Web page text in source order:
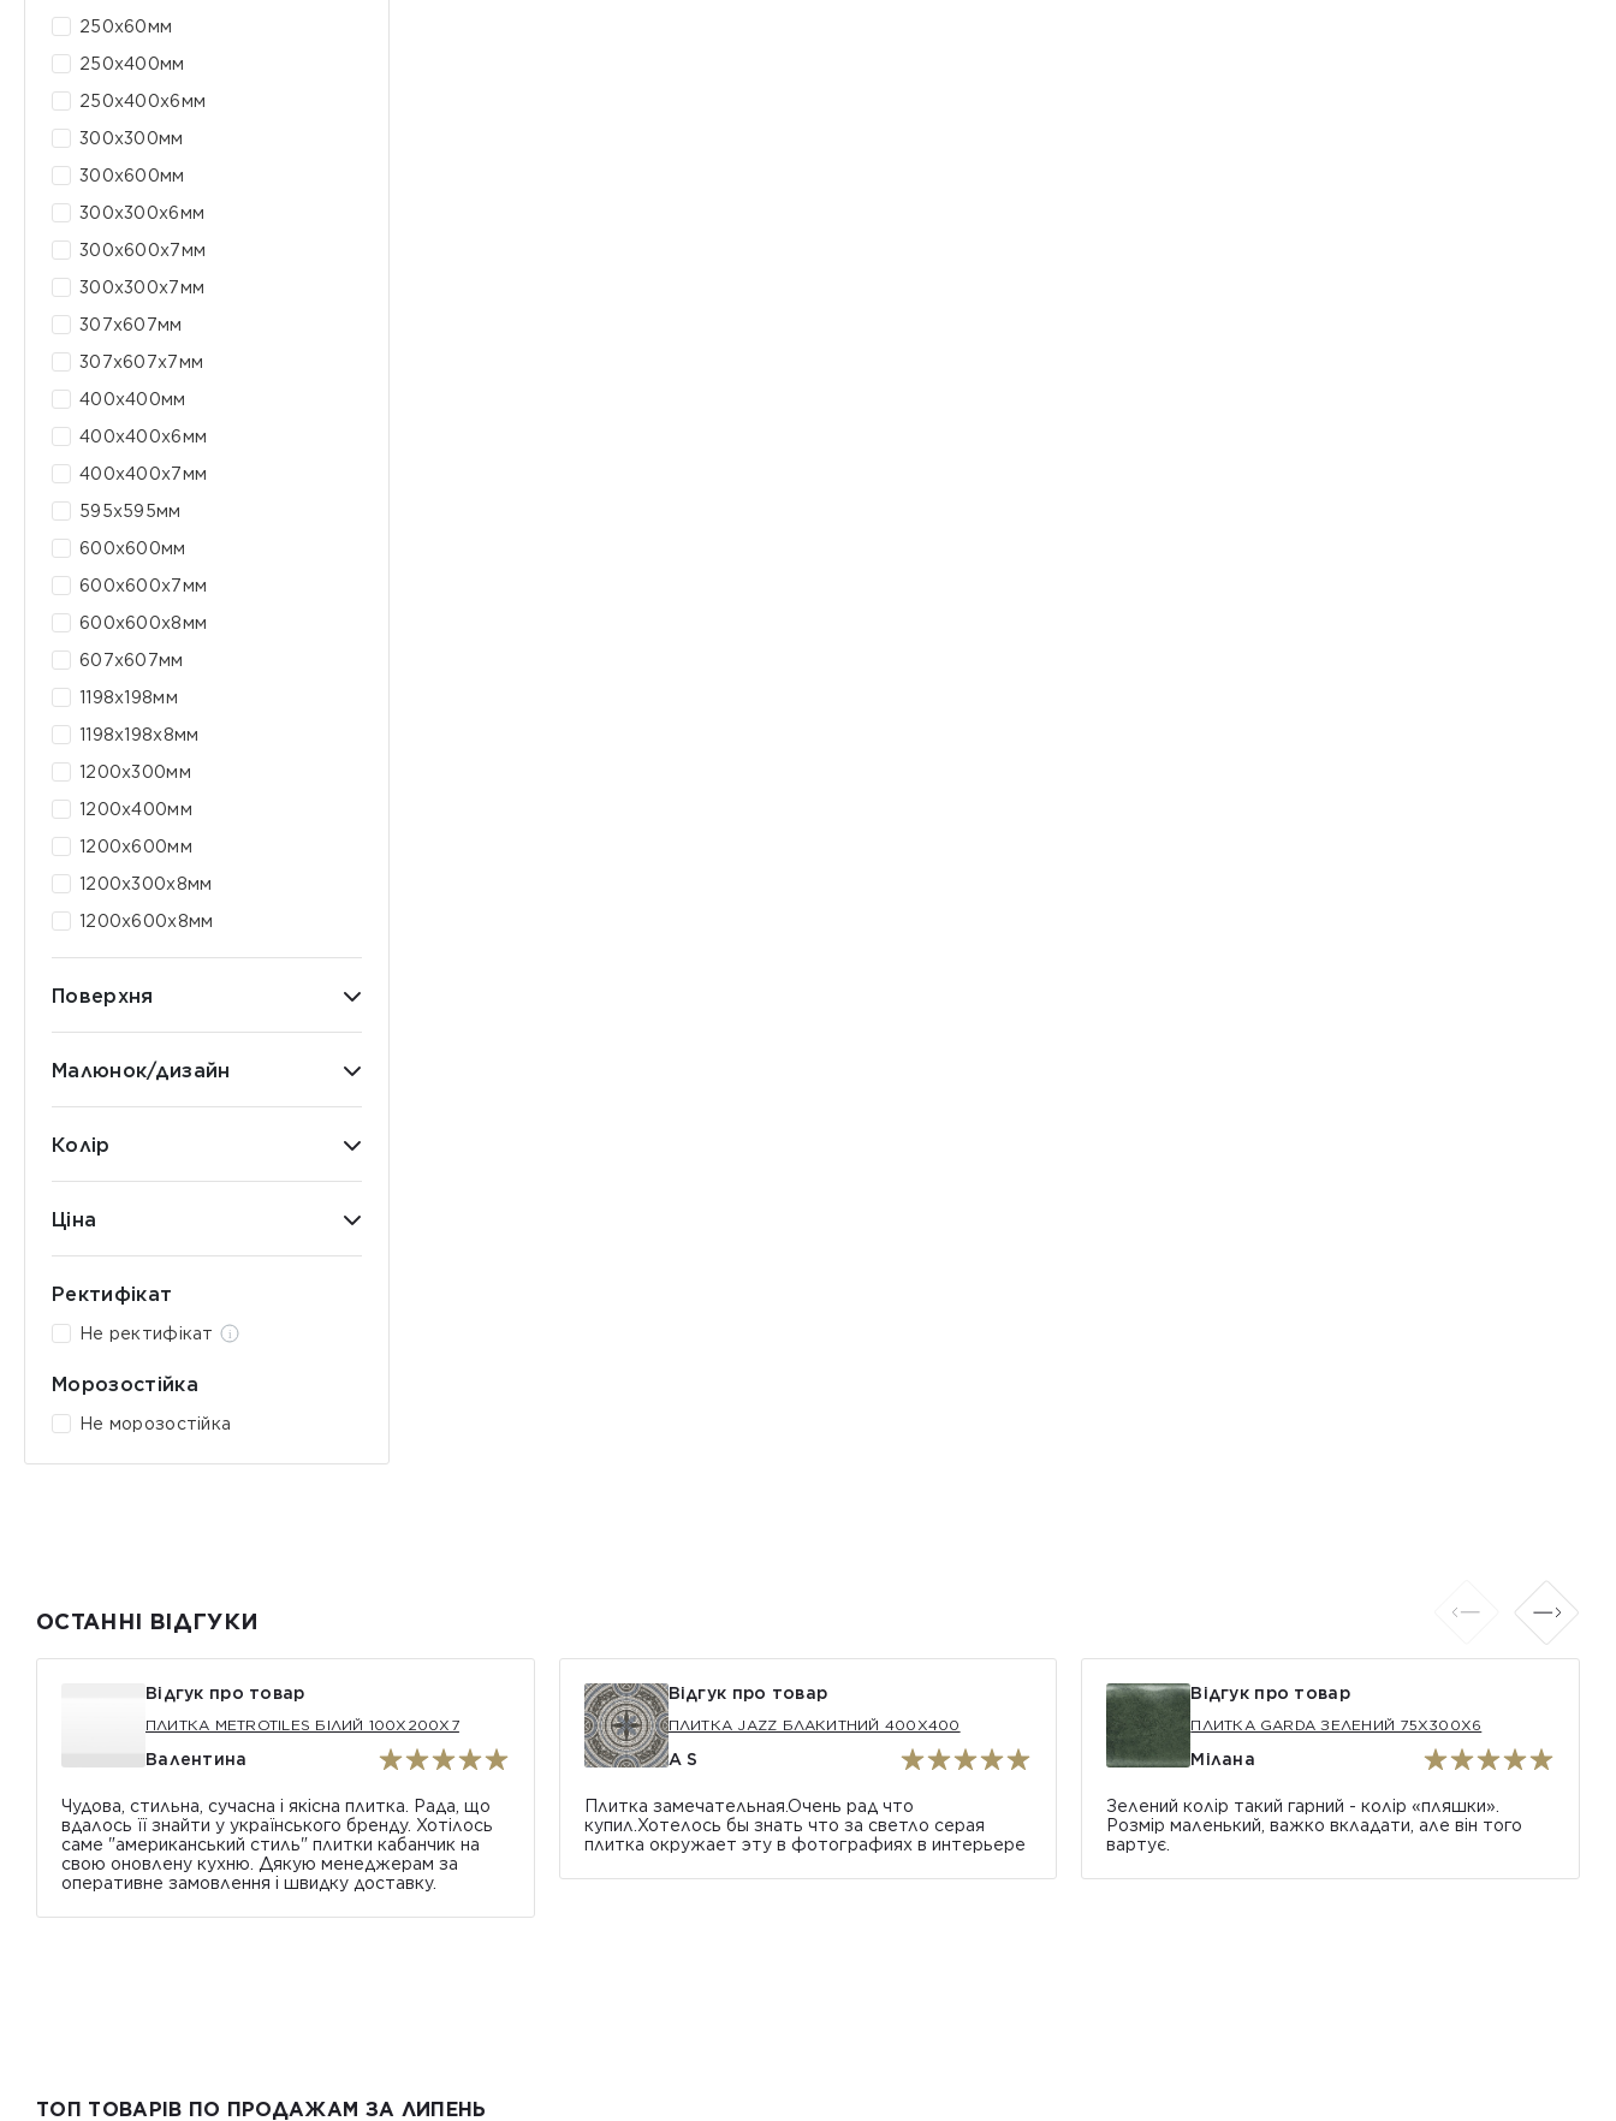
250x60мм
250x400мм
250x400x6мм
300x300мм
300x600мм
300x300x6мм
300x600x7мм
300х300х7мм
307x607мм
307x607x7мм
400x400мм
400x400x6мм
400x400x7мм
595x595мм
600x600мм
600х600х7мм
600х600х8мм
607x607мм
1198x198мм
1198х198x8мм
1200x300мм
1200x400мм
1200x600мм
1200х300х8мм
1200х600х8мм
Поверхня
Малюнок/дизайн
Колір
Ціна
Ректифікат
Не ректифікат
Морозостійка
Не морозостійка
ОСТАННІ ВІДГУКИ
Відгук про товар
ПЛИТКА METROTILES БІЛИЙ 100X200X7
Валентина
Чудова, стильна, сучасна і якісна плитка. Рада, що
вдалось її знайти у українського бренду. Хотілось
саме "американський стиль" плитки кабанчик на
свою оновлену кухню. Дякую менеджерам за
оперативне замовлення і швидку доставку.
Відгук про товар
ПЛИТКА JAZZ БЛАКИТНИЙ 400Х400
A S
Плитка замечательная.Очень рад что
купил.Хотелось бы знать что за светло серая
плитка окружает эту в фотографиях в интерьере
Відгук про товар
ПЛИТКА GARDA ЗЕЛЕНИЙ 75X300X6
Мілана
Зелений колір такий гарний - колір «пляшки».
Розмір маленький, важко вкладати, але він того
вартує.
ТОП ТОВАРІВ ПО ПРОДАЖАМ ЗА ЛИПЕНЬ